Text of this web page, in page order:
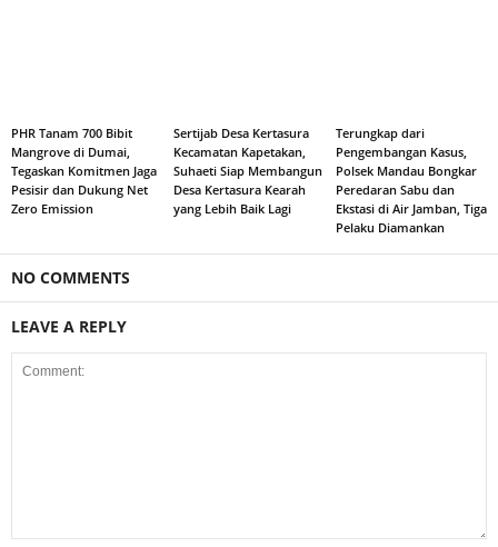
PHR Tanam 700 Bibit
Mangrove di Dumai,
Tegaskan Komitmen Jaga
Pesisir dan Dukung Net
Zero Emission
Sertijab Desa Kertasura
Kecamatan Kapetakan,
Suhaeti Siap Membangun
Desa Kertasura Kearah
yang Lebih Baik Lagi
Terungkap dari
Pengembangan Kasus,
Polsek Mandau Bongkar
Peredaran Sabu dan
Ekstasi di Air Jamban, Tiga
Pelaku Diamankan
NO COMMENTS
LEAVE A REPLY